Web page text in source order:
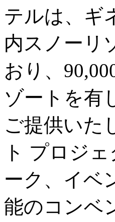
テルは、ギ
内スノーリ
おり、
ゾートを有
ご提供いた
ト プロジ
ーク、イベ
能のコンベ